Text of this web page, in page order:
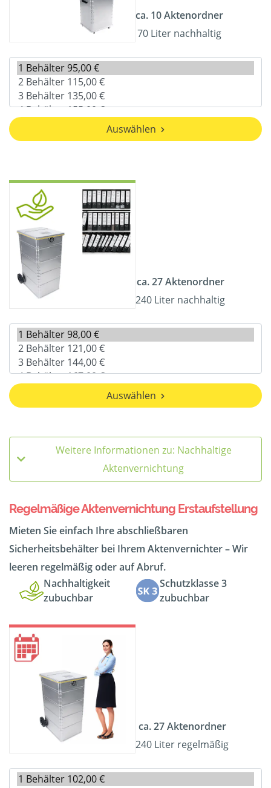
ca. 10 Aktenordner
70 Liter nachhaltig
Auswählen
ca. 27 Aktenordner
240 Liter nachhaltig
Auswählen
Weitere Informationen zu: Nachhaltige
Aktenvernichtung
Regelmäßige Aktenvernichtung Erstaufstellung
Mieten Sie einfach Ihre abschließbaren
Sicherheitsbehälter bei Ihrem Aktenvernichter – Wir
leeren regelmäßig oder auf Abruf.
Nachhaltigkeit
zubuchbar
Schutzklasse 3
zubuchbar
ca. 27 Aktenordner
240 Liter regelmäßig